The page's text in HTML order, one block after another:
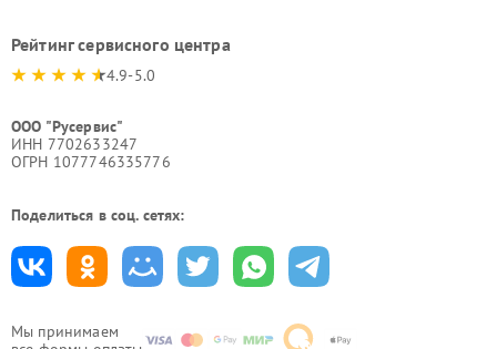
Мы принимаем
Рейтинг сервисного центра
4.9-5.0
ООО "Русервис"
ИНН 7702633247
ОГРН 1077746335776
Поделиться в соц. сетях: